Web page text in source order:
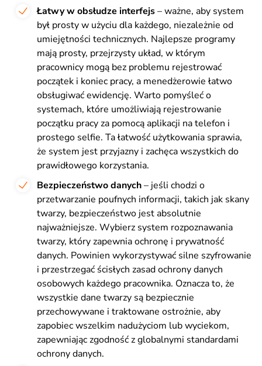
Łatwy w obsłudze interfejs– ważne, aby system
był prosty w użyciu dla każdego, niezależnie od
umiejętności technicznych. Najlepsze programy
mają prosty, przejrzysty układ, w którym
pracownicy mogą bez problemu rejestrować
początek i koniec pracy, a menedżerowie łatwo
obsługiwać ewidencję. Warto pomyśleć o
systemach, które umożliwiają rejestrowanie
początku pracy za pomocą aplikacji na telefon i
prostego selfie. Ta łatwość użytkowania sprawia,
że system jest przyjazny i zachęca wszystkich do
prawidłowego korzystania.
Bezpieczeństwo danych– jeśli chodzi o
przetwarzanie poufnych informacji, takich jak skany
twarzy, bezpieczeństwo jest absolutnie
najważniejsze. Wybierz system rozpoznawania
twarzy, który zapewnia ochronę i prywatność
danych. Powinien wykorzystywać silne szyfrowanie
i przestrzegać ścisłych zasad ochrony danych
osobowych każdego pracownika. Oznacza to, że
wszystkie dane twarzy są bezpiecznie
przechowywane i traktowane ostrożnie, aby
zapobiec wszelkim nadużyciom lub wyciekom,
zapewniając zgodność z globalnymi standardami
ochrony danych.